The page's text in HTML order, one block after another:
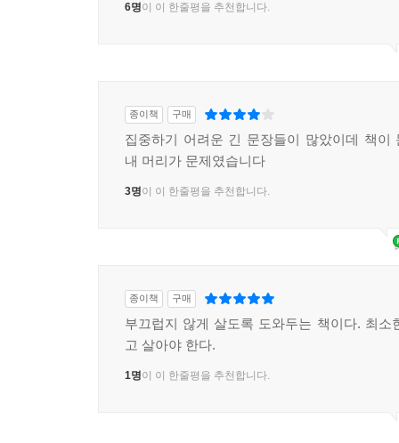
6명이 이 한줄평을 추천합니다.
종이책 구매
집중하기 어려운 긴 문장들이 많았이데 책이
내 머리가 문제였습니다
3명이 이 한줄평을 추천합니다.
종이책 구매
부끄럽지 않게 살도록 도와두는 책이다. 최소
고 살아야 한다.
1명이 이 한줄평을 추천합니다.